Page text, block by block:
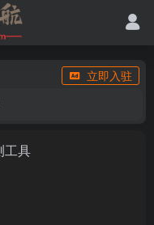
立即入驻